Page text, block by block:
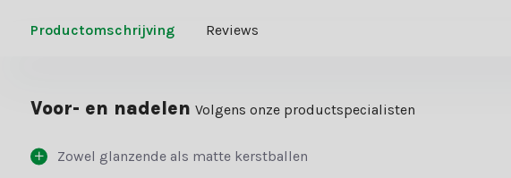
Productomschrijving Reviews
Voor- en nadelen Volgens onze productspecialisten
Zowel glanzende als matte kerstballen